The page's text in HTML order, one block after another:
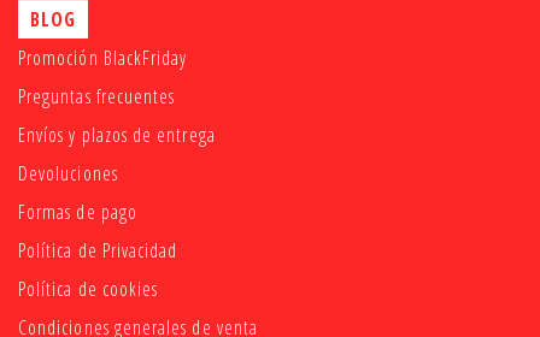
BLOG
Promoción BlackFriday
Preguntas frecuentes
Envíos y plazos de entrega
Devoluciones
Formas de pago
Política de Privacidad
Política de cookies
Condiciones generales de venta